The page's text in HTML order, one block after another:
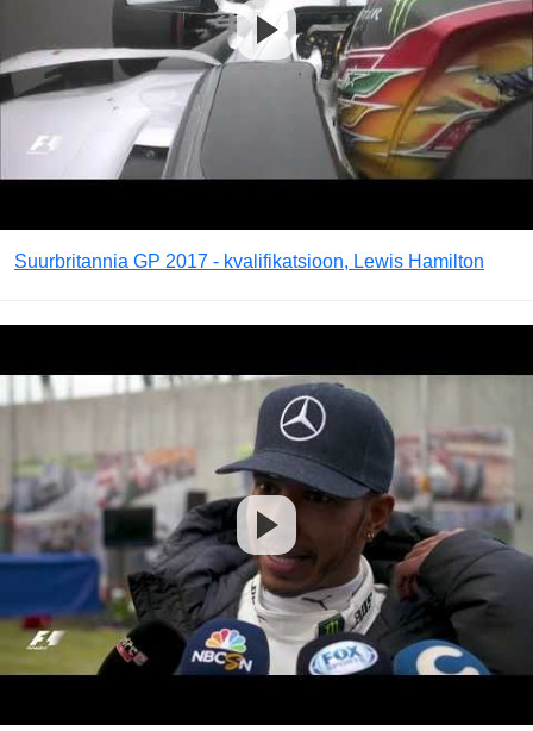
Suurbritannia GP 2017 - kvalifikatsioon, Lewis Hamilton